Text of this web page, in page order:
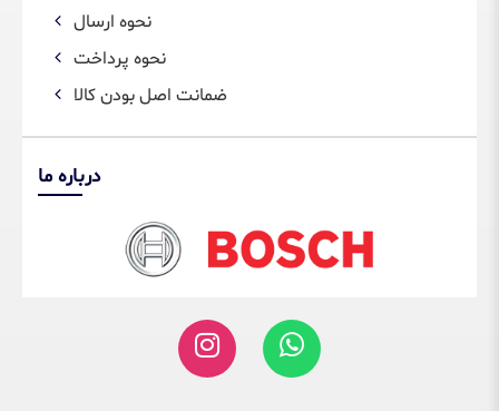
نحوه ارسال
نحوه پرداخت
ضمانت اصل بودن کالا
درباره ما